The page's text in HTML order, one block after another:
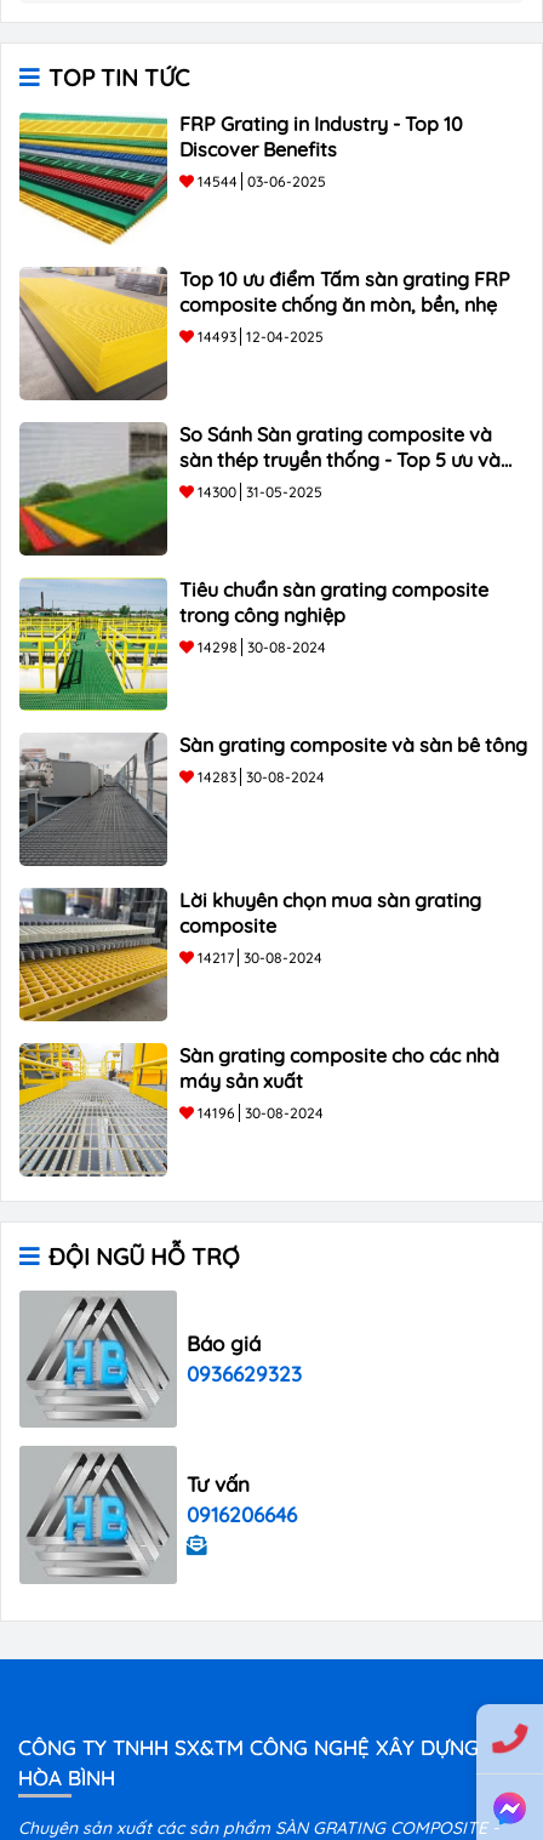
TOP TIN TỨC
FRP Grating in Industry - Top 10
Discover Benefits
14544 03-06-2025
Top 10 ưu điểm Tấm sàn grating FRP
composite chống ăn mòn, bền, nhẹ
14493 12-04-2025
So Sánh Sàn grating composite và
sàn thép truyền thống - Top 5 ưu và
nhược điểm
14300 31-05-2025
Tiêu chuẩn sàn grating composite
trong công nghiệp
14298 30-08-2024
Sàn grating composite và sàn bê tông
14283 30-08-2024
Lời khuyên chọn mua sàn grating
composite
14217 30-08-2024
Sàn grating composite cho các nhà
máy sản xuất
14196 30-08-2024
ĐỘI NGŨ HỖ TRỢ
Báo giá
0936629323
Tư vấn
0916206646
CÔNG TY TNHH SX&TM CÔNG NGHỆ XÂY DỰNG
HÒA BÌNH
Chuyên sản xuất các sản phẩm SÀN GRATING COMPOSITE -